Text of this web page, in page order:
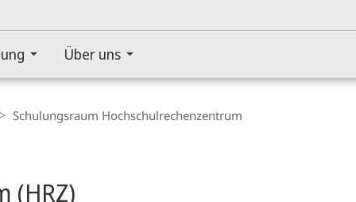
Über uns
Schulungsraum Hochschulrechenzentrum
(HRZ)